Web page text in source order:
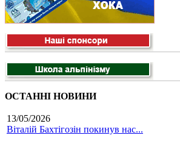
ОСТАННІ НОВИНИ
13/05/2026
Віталій Бахтігозін покинув нас...